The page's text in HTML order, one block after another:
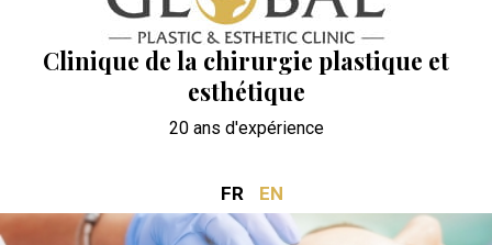
Clinique de la chirurgie plastique et
esthétique
20 ans d'expérience
FR EN